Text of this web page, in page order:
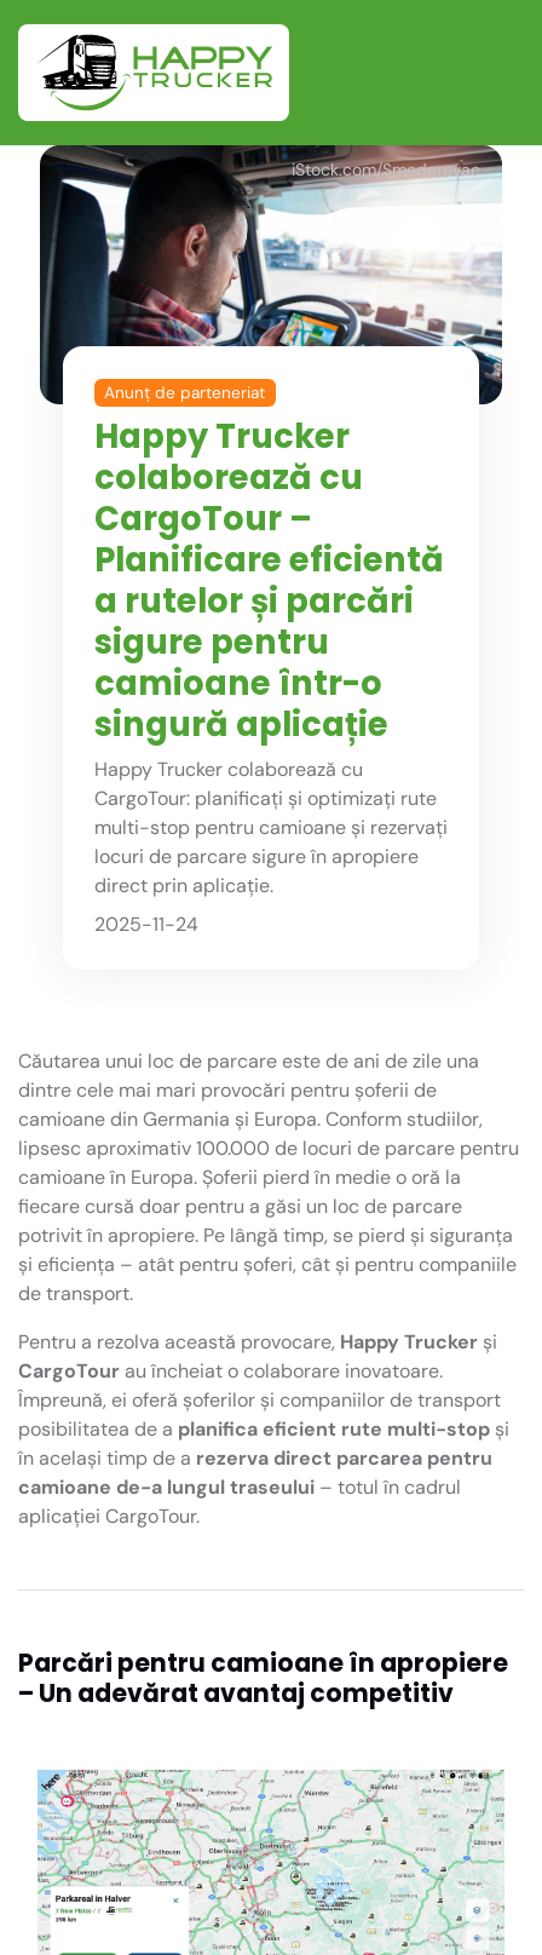
iStock.com/Smederevac
Anunț de parteneriat
Happy Trucker
colaborează cu
CargoTour –
Planificare eficientă
a rutelor și parcări
sigure pentru
camioane într-o
singură aplicație
Happy Trucker colaborează cu
CargoTour: planificați și optimizați rute
multi-stop pentru camioane și rezervați
locuri de parcare sigure în apropiere
direct prin aplicație.
2025-11-24
Căutarea unui loc de parcare este de ani de zile una
dintre cele mai mari provocări pentru șoferii de
camioane din Germania și Europa. Conform studiilor,
lipsesc aproximativ 100.000 de locuri de parcare pentru
camioane în Europa. Șoferii pierd în medie o oră la
fiecare cursă doar pentru a găsi un loc de parcare
potrivit în apropiere. Pe lângă timp, se pierd și siguranța
și eficiența – atât pentru șoferi, cât și pentru companiile
de transport.
Pentru a rezolva această provocare, Happy Trucker și
CargoTour au încheiat o colaborare inovatoare.
Împreună, ei oferă șoferilor și companiilor de transport
posibilitatea de a planifica eficient rute multi-stop și
în același timp de a rezerva direct parcarea pentru
camioane de-a lungul traseului – totul în cadrul
aplicației CargoTour.
Parcări pentru camioane în apropiere
– Un adevărat avantaj competitiv